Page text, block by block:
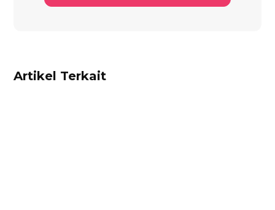
Artikel Terkait